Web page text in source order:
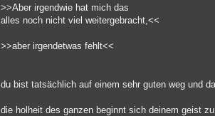
>>Aber irgendwie hat mich das
alles noch nicht viel weitergebracht,<<
>>aber irgendetwas fehlt<<
du bist tatsächlich auf einem sehr guten weg und
die holheit des ganzen beginnt sich deinem geist